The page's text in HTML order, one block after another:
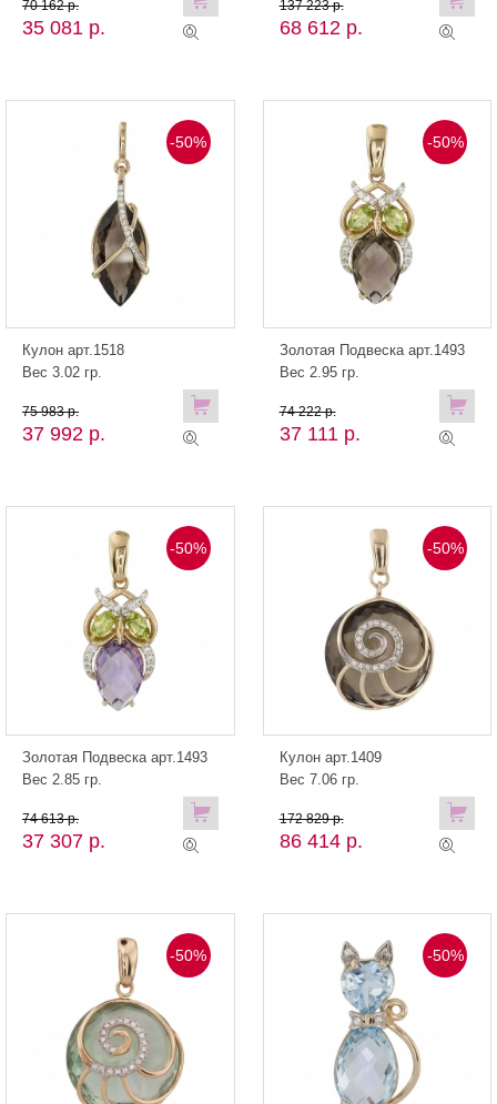
35 081 р.
70 162 р.
68 612 р.
137 223 р.
-50%
Кулон арт.1518
Вес 3.02 гр.
37 992 р.
75 983 р.
-50%
Золотая Подвеска арт.1493
Вес 2.95 гр.
37 111 р.
74 222 р.
-50%
Золотая Подвеска арт.1493
Вес 2.85 гр.
37 307 р.
74 613 р.
-50%
Кулон арт.1409
Вес 7.06 гр.
86 414 р.
172 829 р.
-50% -50%